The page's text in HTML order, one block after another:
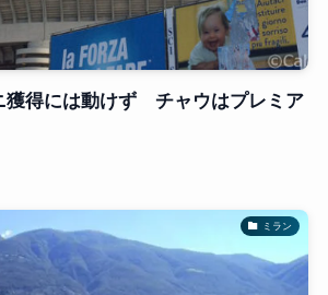
獲得には動けず チャウはプレミア
ミラン